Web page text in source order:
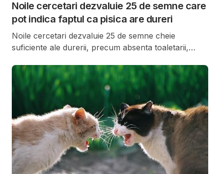
Noile cercetari dezvaluie 25 de semne care
pot indica faptul ca pisica are dureri
Noile cercetari dezvaluie 25 de semne cheie
suficiente ale durerii, precum absenta toaletarii,
schimbari ale comportamentului de alimentatie si
dificultatea de a sari, toate acestea indicand durerea,
dar fara a fi semne necesare. Aceste rezultate
subliniaza faptul ca posibilitatea de a evalua un set
de comportamente va fi mult mai sigura decat
evaluarea unui singur simptom.